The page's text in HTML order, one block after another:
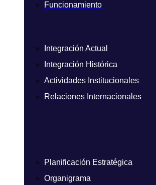
Funcionamiento
Integración Actual
Integración Histórica
Actividades Institucionales
Relaciones Internacionales
Planificación Estratégica
Organigrama